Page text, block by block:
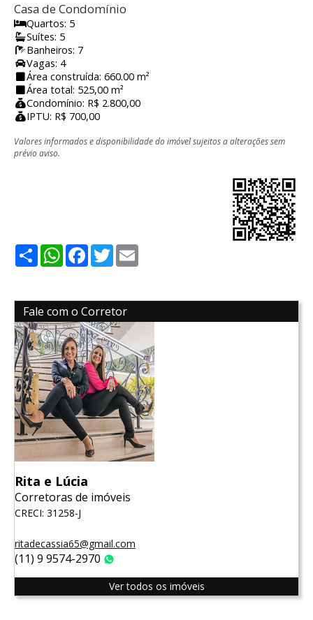
Casa de Condomínio
Quartos: 5
Suítes: 5
Banheiros: 7
Vagas: 4
Área construída: 660.00 m²
Área total: 525,00 m²
Condomínio: R$ 2.800,00
IPTU: R$ 700,00
Valores informados e disponibilidade do imóvel sujeitos a alterações sem
prévio aviso.
ShareWhatsApp
Facebook
Twitter
Fale com o Corretor
Rita e Lúcia
Corretoras de imóveis
CRECI: 31258-J
ritadecassia65@gmail.com
(11) 9 9574-2970
Ver todos os imóveis